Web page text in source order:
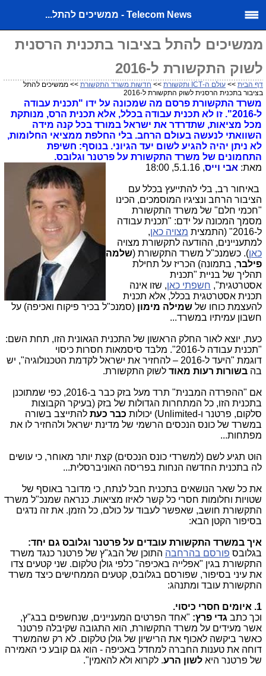
Telecom News - ממשיכים להתל...
ממשיכים להתל בציבור בתכנית הרסנית
לשוק התקשורת ל-2016
דף הבית >> עולם ה-ICT ותקשורת >> חדשות משרד התקשורת >> ממשיכים להתל
בציבור בתכנית הרסנית לשוק התקשורת ל-2016
משרד התקשורת פרסם מה שמכונה על ידו "תכנית עבודה
ל-2016". זו לא תכנית עבודה בכלל, אלא תכנית הרס, מנותקת
מכל מציאות, שתדרדר את ישראל במורד בכל קנה מידה
השוואתי לנעשה בעולם הרחב. בלי החלפת ממציאי החלומות,
לא ניתן יהיה להגיע לשום יעד הגיוני. בנוסף: חשיפת
התחמונים של משרד התקשורת על פרטנר וגלובס.
מאת: אבי וייס, 5.1.16, 18:00
באיחור רב, בלי להתייעץ בכלל עם
הציבור הרחב ונציגיו המוסמכים, הכינו
"חכמי חלם" של משרד התקשורת
מסמך המכונה על ידם: "תכנית עבודה
ל-2016" (התמצית
מצויה כאן,
למתעניינים, ההודעה לתקשורת מצויה
כאן). כשמנכ"ל משרד התקשורת (שלמה
פילבר, בתמונה) הכריז על תחילת
תהליך של בניית "תכנית
אסטרטגית", חשפתי כאן, שזו אינה
תכנית אסטרטגית בכלל, אלא תכנית
להעצמת כוחו של שמילה מימון (סמנכ"ל בכיר פיקוח ואכיפה) על
חשבון עמיתיו במשרד...
כעת, יוצא לאור החלק הראשון של התכנית הגאונית הזו, תחת השם:
"תכנית עבודה ל-2016". מלבד סיסמאות חסרות כיסוי
דוגמת "היעד ל-2016 – להחזיר את ישראל לקדמת הטכנולוגיה", יש
בה בשורות רעות מאוד לשוק התקשורת.
אם "ההפרדה המבנית" תרד מעל בזק כבר ב-2016, כפי שמתוכנן
בתכנית הזו, כל המתחרות הגדולות של בזק (בעיקר הקבוצות
סלקום, פרטנר ו-Unlimited) יכולות
כבר כעת להתייצב בשורה
במשרד של כונס הנכסים הרשמי של מדינת ישראל ולהחזיר לו את
מפתחות...
הוט תגיע לשם (למשרדי כונס הנכסים) קצת יותר מאוחר, כי עושים
לה בתכנית החדשה הנחות בפריסה האוניברסלית...
את כל שאר הנושאים בתכנית חבל לנתח, כי מדובר באוסף של
שטויות וחלומות חסרי כל קשר לאיזו מציאות. כנראה שמנכ"ל משרד
התקשורת חושב, שאפשר לעבוד על כולם, כל הזמן. את זה נדגים
בסיפור הקטן הבא:
איך במשרד התקשורת עובדים על פרטנר וגלובס גם יחד:
בגלובס פורסם בהרחבה התוכן של הבג"ץ של פרטנר כנגד משרד
התקשורת בגין "אפלייה באכיפה" כלפי גולן טלקום. שני קטעים צדו
את עיני בסיפור, שפורסם בגלובס, קטעים הממחישים כיצד משרד
התקשורת עובד ומתנהג:
1. איומים חסרי כיסוי.
וכך כתב גדי פרץ: "אחד הפרטים המעניינים, שנחשפים בבג"ץ,
אשר מעידים על משרד התקשורת, הוא התגובה שקיבלה פרטנר
כאשר ביקשה לאכוף את הרישיון של גולן טלקום. לא רק שהמשרד
דוחה את טענות החברה למחדל באכיפה - הוא גם קובע כי האמירה
של פרטנר היא לשון הרע. לקרוא ולא להאמין".